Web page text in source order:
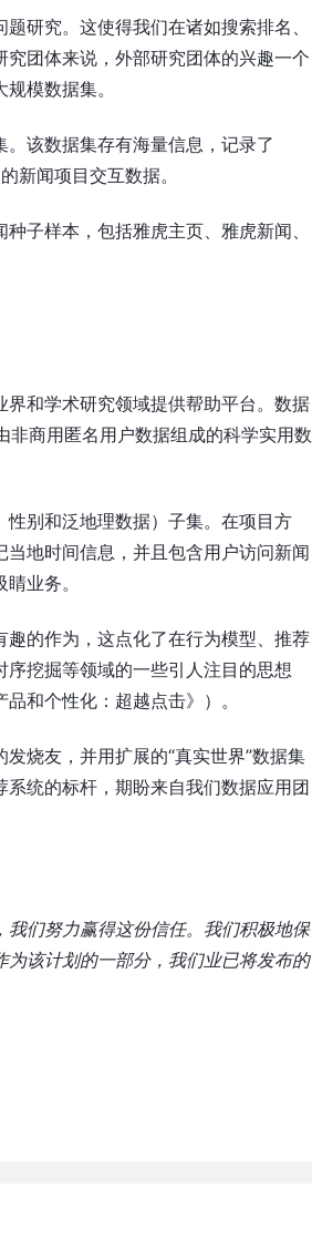
研究。这使得我们在诸如搜索排名、
团体来说，外部研究团体的兴趣一个
模数据集。
该数据集存有海量信息，记录了
新闻项目交互数据。
子样本，包括雅虎主页、雅虎新闻、
和学术研究领域提供帮助平台。数据
商用匿名用户数据组成的科学实用数
别和泛地理数据）子集。在项目方
地时间信息，并且包含用户访问新闻
业务。
的作为，这点化了在行为模型、推荐
挖掘等领域的一些引人注目的思想
和个性化：超越点击》）。
烧友，并用扩展的“真实世界”数据集
统的标杆，期盼来自我们数据应用团
们努力赢得这份信任。我们积极地保
该计划的一部分，我们业已将发布的